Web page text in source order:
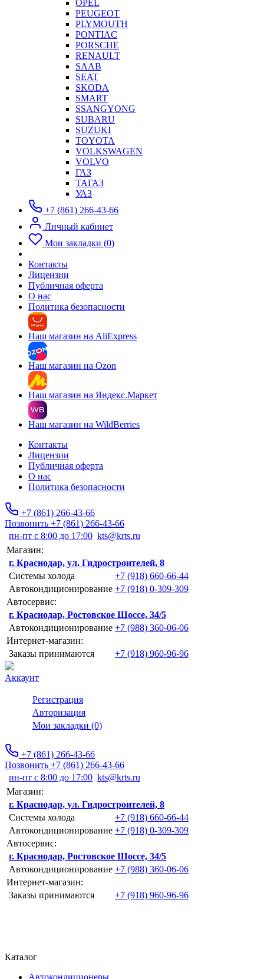
OPEL
PEUGEOT
PLYMOUTH
PONTIAC
PORSCHE
RENAULT
SAAB
SEAT
SKODA
SMART
SSANGYONG
SUBARU
SUZUKI
TOYOTA
VOLKSWAGEN
VOLVO
ГАЗ
ТАГАЗ
УАЗ
+7 (861) 266-43-66
Личный кабинет
Мои закладки (0)
Контакты
Лицензии
Публичная оферта
О нас
Политика безопасности
Наш магазин на AliExpress
Наш магазин на Ozon
Наш магазин на Яндекс.Маркет
Наш магазин на WildBerries
Контакты
Лицензии
Публичная оферта
О нас
Политика безопасности
+7 (861) 266-43-66
Позвонить +7 (861) 266-43-66
пн-пт с 8:00 до 17:00 kts@krts.ru
Магазин:
г. Краснодар, ул. Гидростроителей, 8
Системы холода
+7 (918) 660-66-44
Автокондиционирование +7 (918) 0-309-309
Автосервис:
г. Краснодар, Ростовское Шоссе, 34/5
Автокондиционирование +7 (988) 360-06-06
Интернет-магазин:
Заказы принимаются
+7 (918) 960-96-96
Аккаунт
Регистрация
Авторизация
Мои закладки (0)
+7 (861) 266-43-66
Позвонить +7 (861) 266-43-66
пн-пт с 8:00 до 17:00 kts@krts.ru
Магазин:
г. Краснодар, ул. Гидростроителей, 8
Системы холода
+7 (918) 660-66-44
Автокондиционирование +7 (918) 0-309-309
Автосервис:
г. Краснодар, Ростовское Шоссе, 34/5
Автокондиционирование +7 (988) 360-06-06
Интернет-магазин:
Заказы принимаются
+7 (918) 960-96-96
Каталог
Автокондиционеры